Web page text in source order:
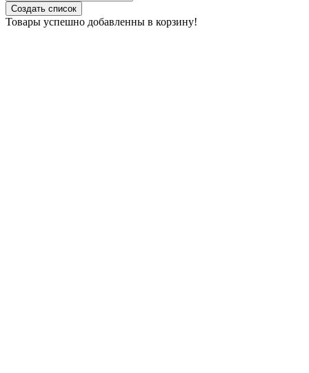
Создать список
Товары успешно добавленны в корзину!